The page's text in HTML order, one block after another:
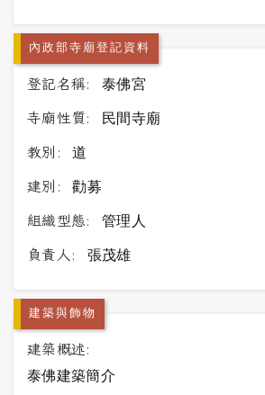
內政部寺廟登記資料
登記名稱: 泰佛宮
寺廟性質: 民間寺廟
教別: 道
建別: 勸募
組織型態: 管理人
負責人: 張茂雄
建築與飾物
建築概述:
泰佛建築簡介